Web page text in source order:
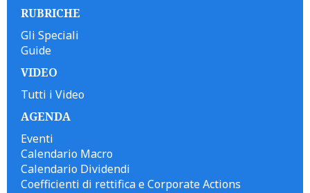
RUBRICHE
Gli Speciali
Guide
VIDEO
Tutti i Video
AGENDA
Eventi
Calendario Macro
Calendario Dividendi
Coefficienti di rettifica e Corporate Actions